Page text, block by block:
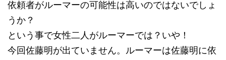
依頼者がルーマーの可能性は高いのではないでしょ
うか？
という事で女性二人がルーマーでは？いや！
今回佐藤明が出ていません。ルーマーは佐藤明に依